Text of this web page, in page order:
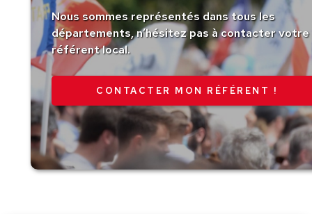
Nous sommes représentés dans tous les
départements, n’hésitez pas à contacter votre
référent local.
CONTACTER MON RÉFÉRENT !